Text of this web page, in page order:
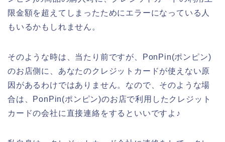
限金額を超えてしまったためにエラーになっている人
もいるかもしれません。
そのような時は、当たり前ですが、PonPin(ポンピン)
のお店側に、あなたのクレジットカードが使えない原
因があるわけではありません。なので、そのような場
合は、PonPin(ポンピン)のお店で利用したクレジット
カードの会社に直接連絡をするといいですよ♪